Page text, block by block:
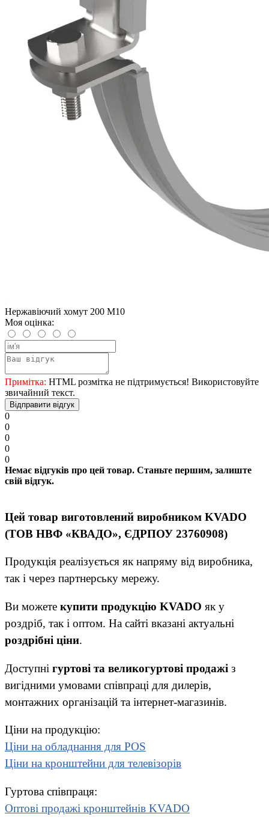
Нержавіючий хомут 200 М10
Моя оцінка:
Примітка: HTML розмітка не підтримується! Використовуйте
звичайний текст.
Відправити відгук
0
0
0
0
0
Немає відгуків про цей товар. Станьте першим, залиште
свій відгук.
Цей товар виготовлений виробником KVADO
(ТОВ НВФ «КВАДО», ЄДРПОУ 23760908)
Продукція реалізується як напряму від виробника,
так і через партнерську мережу.
Ви можете купити продукцію KVADO як у
роздріб, так і оптом. На сайті вказані актуальні
роздрібні ціни.
Доступні гуртові та великогуртові продажі з
вигідними умовами співпраці для дилерів,
монтажних організацій та інтернет-магазинів.
Ціни на продукцію:
Ціни на обладнання для POS
Ціни на кронштейни для телевізорів
Гуртова співпраця:
Оптові продажі кронштейнів KVADO